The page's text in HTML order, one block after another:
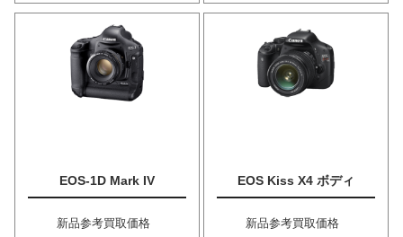
EOS-1D Mark IV
新品参考買取価格
EOS Kiss X4 ボディ
新品参考買取価格